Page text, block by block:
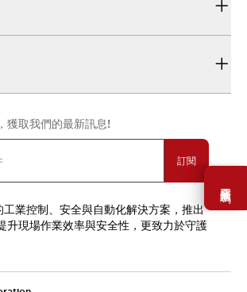
需要幫助嗎？
獲取我們的最新訊息!
訂閱
業控制、安全與自動化解決方案，推出
升現場作業效率與安全性，更致力於守護